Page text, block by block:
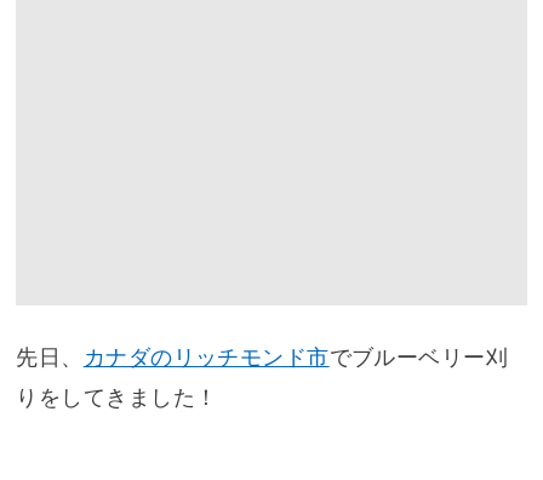
先日、 カナダのリッチモンド市でブルーベリー刈
りをしてきました！